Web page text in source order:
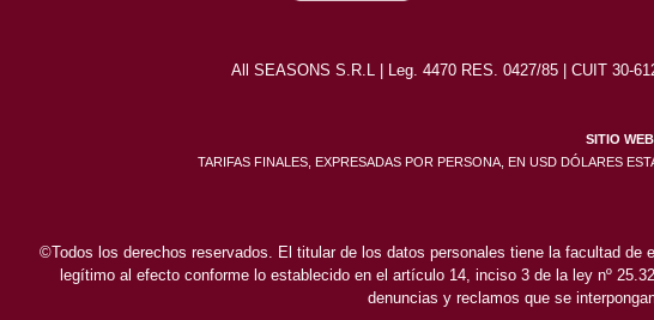
All SEASONS S.R.L | Leg. 4470 RES. 0427/85 | CUIT 30-
SITIO
TARIFAS FINALES, EXPRESADAS POR PERSONA, EN USD DÓLARES
©Todos los derechos reservados. El titular de los datos personales tiene la facultad
legítimo al efecto conforme lo establecido en el artículo 14, inciso 3 de la ley nº
denuncias y reclamos que se